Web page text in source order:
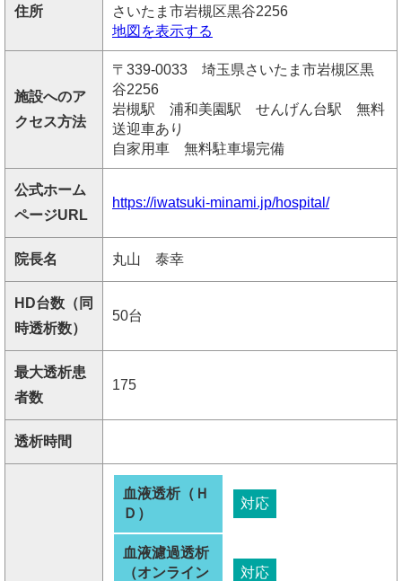
住所
さいたま市岩槻区黒谷2256
地図を表示する
施設へのア
クセス方法
〒339-0033 埼玉県さいたま市岩槻区黒
谷2256
岩槻駅 浦和美園駅 せんげん台駅 無料
送迎車あり
自家用車 無料駐車場完備
公式ホーム
ページURL
https://iwatsuki-minami.jp/hospital/
院長名 丸山 泰幸
HD台数（同
時透析数）
50台
最大透析患
者数
175
透析時間
血液透析（Ｈ
Ｄ）
対応
血液濾過透析
（オンライン
対応